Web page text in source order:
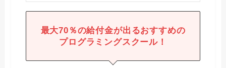
最大70％の給付金が出るおすすめの
プログラミングスクール！